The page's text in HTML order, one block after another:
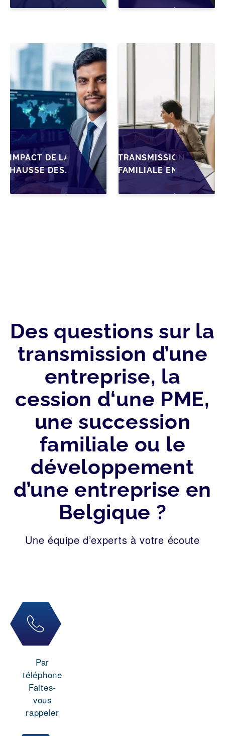
REPRENEURS
DES PME
DE PARTS
IMPACT DE LA
HAUSSE DES
DROITS DE
SUCCESSION
TRANSMISSION
FAMILIALE EN
WALLONIE :
NOUVELLES
Des questions sur la
transmission d’une
entreprise, la
cession d‘une PME,
une succession
familiale ou le
développement
d’une entreprise en
Belgique ?
Une équipe d’experts à votre écoute
Par
téléphone
Faites-
vous
rappeler